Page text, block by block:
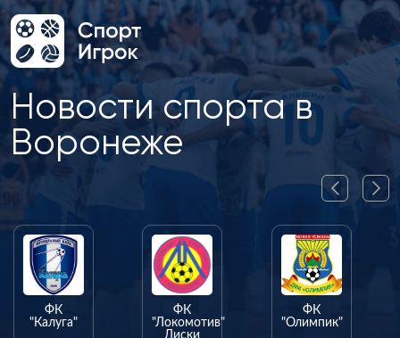
Новости спорта в
Воронеже
ФК
"Калуга"
ФК
"Локомотив"
Лиски
ФК
"Олимпик"